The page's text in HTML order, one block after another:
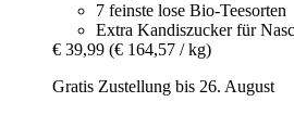
7 feinste lose Bio-Teesorten
Extra Kandiszucker für
€ 39,99 (€ 164,57 / kg)
Gratis Zustellung bis 26. August